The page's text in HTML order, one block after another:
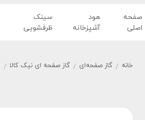
صفحه
اصلی
هود
آشپزخانه
سینک
ظرفشویی
خانه / گاز صفحه‌ای / گاز صفحه ای نیک کالا /